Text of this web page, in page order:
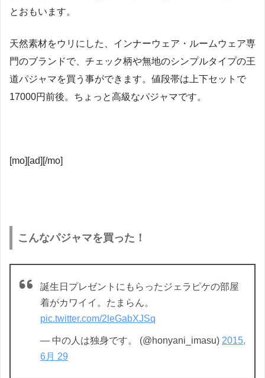
とおもいます。
天然素材をウリにした、インナーウェア・ルームウェア専
門のブランドで、チェック柄や無地のシンプルタイプの王
道パジャマを買う事ができます。値段帯は上下セットで
17000円前後。ちょっと高級なパジャマです。
[mo][ad][/mo]
こんなパジャマを買った！
誕生日プレゼントにもらったジェラピケの部屋
着がカワイイ。たまらん。
pic.twitter.com/2leGabXJSq
— 中の人は独身です。 (@honyani_imasu) 2015,
6月 29